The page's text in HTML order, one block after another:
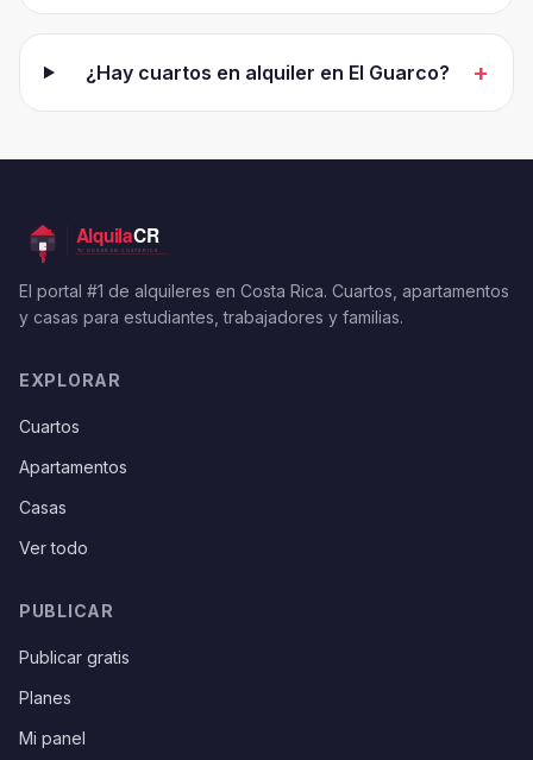
¿Hay cuartos en alquiler en El Guarco? +
El portal #1 de alquileres en Costa Rica. Cuartos, apartamentos
y casas para estudiantes, trabajadores y familias.
EXPLORAR
Cuartos
Apartamentos
Casas
Ver todo
PUBLICAR
Publicar gratis
Planes
Mi panel